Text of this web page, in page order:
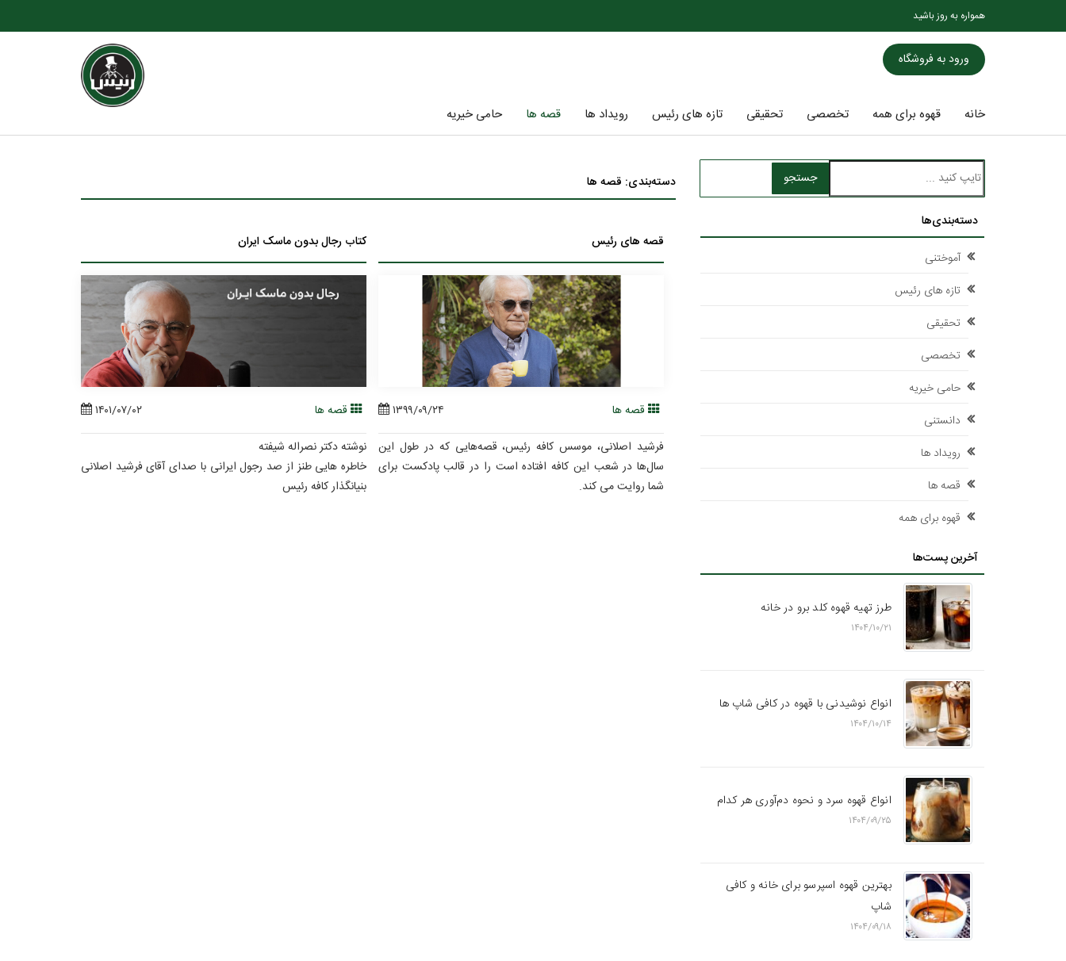
همواره به روز باشید
ورود به فروشگاه
خانه قهوه برای همه تخصصی تحقیقی تازه های رئیس رویداد ها قصه ها حامی خیریه
دسته‌بندی: قصه ها
کتاب رجال بدون ماسک ایران
قصه ها
۱۴۰۱/۰۷/۰۲
نوشته دکتر نصراله شیفته
خاطره هایی طنز از صد رجول ایرانی با صدای آقای فرشید اصلانی
بنیانگذار کافه رئیس
قصه های رئیس
قصه ها
۱۳۹۹/۰۹/۲۴
فرشید اصلانی، موسس کافه رئیس، قصه‌هایی که در طول این
سال‌ها در شعب این کافه افتاده است را در قالب پادکست برای
شما روایت می کند.
جستجو
دسته‌بندی‌ها
آموختنی
تازه های رئیس
تحقیقی
تخصصی
حامی خیریه
دانستنی
رویداد ها
قصه ها
قهوه برای همه
آخرین پست‌ها
طرز تهیه قهوه کلد برو در خانه
۱۴۰۴/۱۰/۲۱
انواع نوشیدنی با قهوه در کافی شاپ ها
۱۴۰۴/۱۰/۱۴
انواع قهوه سرد و نحوه دم‌آوری هر کدام
۱۴۰۴/۰۹/۲۵
بهترین قهوه اسپرسو برای خانه و کافی
شاپ
۱۴۰۴/۰۹/۱۸